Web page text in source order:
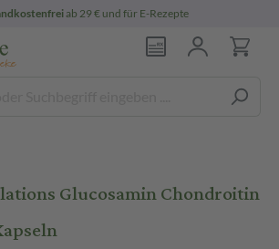
ab 29 € und für E-Rezepte
Glucosamin Chondroitin